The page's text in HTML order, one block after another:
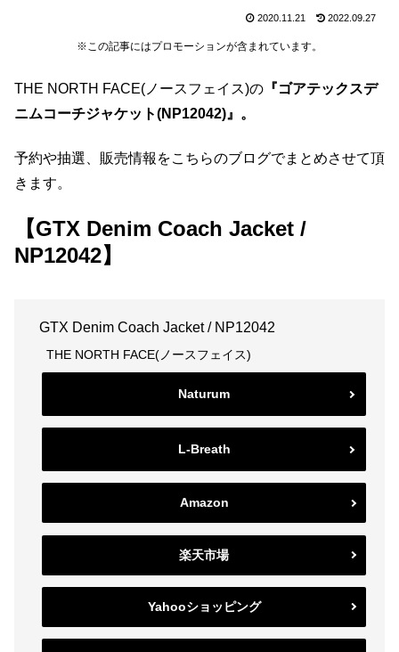
2020.11.21 2022.09.27
※この記事にはプロモーションが含まれています。
THE NORTH FACE(ノースフェイス)の 『ゴアテックスデ
ニムコーチジャケット(NP12042)』。
予約や抽選、販売情報をこちらのブログでまとめさせて頂
きます。
【GTX Denim Coach Jacket /
NP12042】
GTX Denim Coach Jacket / NP12042
THE NORTH FACE(ノースフェイス)
Naturum
L-Breath
Amazon
楽天市場
Yahooショッピング